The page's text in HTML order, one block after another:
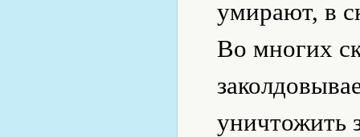
умирают, в
Во многих
уничтожить